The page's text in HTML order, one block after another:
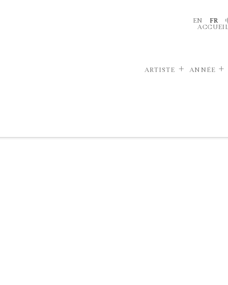
EN FR
ARTISTE ANNÉE